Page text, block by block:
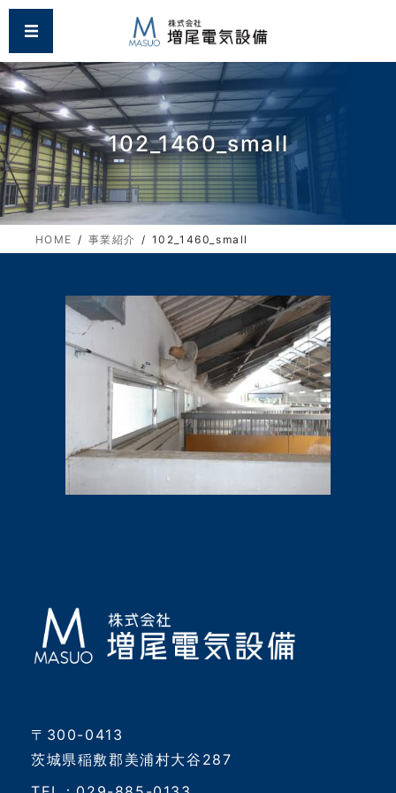
コ
テ
ン
ツ
に
移
動
ナ
ゲ
ー
シ
ョ
ン
に
移
動
102_1460_small
HOME 事業紹介 102_1460_small
〒300-0413
茨城県稲敷郡美浦村大谷287